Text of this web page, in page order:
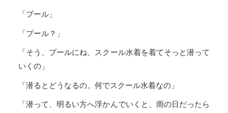
「プール」
「プール？」
「そう、プールにね、スクール水着を着てそっと潜って
いくの」
「潜るとどうなるの。何でスクール水着なの」
「潜って、明るい方へ浮かんでいくと、雨の日だったら